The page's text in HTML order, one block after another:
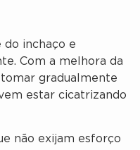
do inchaço e
Com a melhora da
gradualmente
estar cicatrizando
não exijam esforço